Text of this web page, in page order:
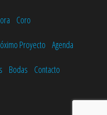
Coro
Proyecto Agenda
Bodas Contacto